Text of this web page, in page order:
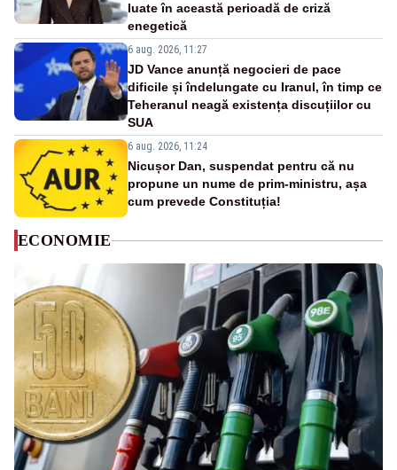
luate în această perioadă de criză
enegetică
6 aug. 2026, 11:27
JD Vance anunță negocieri de pace
dificile și îndelungate cu Iranul, în timp ce
Teheranul neagă existența discuțiilor cu
SUA
6 aug. 2026, 11:24
Nicușor Dan, suspendat pentru că nu
propune un nume de prim-ministru, așa
cum prevede Constituția!
ECONOMIE